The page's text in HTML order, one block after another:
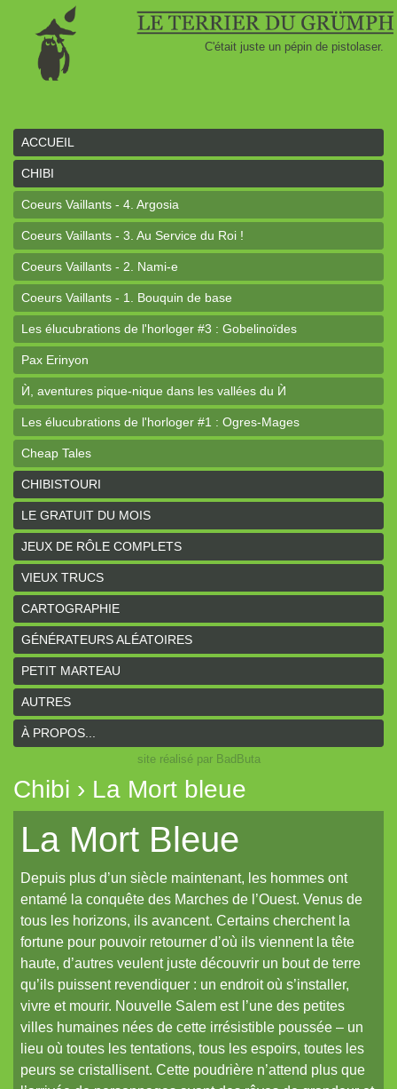
C'était juste un pépin de pistolaser.
ACCUEIL
CHIBI
Coeurs Vaillants - 4. Argosia
Coeurs Vaillants - 3. Au Service du Roi !
Coeurs Vaillants - 2. Nami-e
Coeurs Vaillants - 1. Bouquin de base
Les élucubrations de l'horloger #3 : Gobelinoïdes
Pax Erinyon
Ѝ, aventures pique-nique dans les vallées du Ѝ
Les élucubrations de l'horloger #1 : Ogres-Mages
Cheap Tales
Intrépides
Coeurs Vaillants - Aventures
Coeurs Vaillants - Ogres de gel
Coeurs Vaillants - Compagnon2
Les bas-reliefs des Ruines de Zeriphar
N.YX
Sous l'ombre du Mont Yimsha
Coeurs Vaillants - Compagnon
Coeurs Vaillants // Gallant and Bold
Hârn - le monde de Hârn
De Urbium Graphidibus
La Frontière
Les cahiers du Vastemonde
TechNoir
Pour une poignée de sapèques
Les Carnets zoographiques du Capitaine Lalande
Donjon sans façon
Aux seuils d'abysses très-anciens
Pti6 // Lil6
CHIBISTOURI
LE GRATUIT DU MOIS
JEUX DE RÔLE COMPLETS
VIEUX TRUCS
CARTOGRAPHIE
GÉNÉRATEURS ALÉATOIRES
PETIT MARTEAU
AUTRES
À PROPOS...
site réalisé par BadButa
Chibi › La Mort bleue
La Mort Bleue
Depuis plus d’un siècle maintenant, les hommes ont
entamé la conquête des Marches de l’Ouest. Venus de
tous les horizons, ils avancent. Certains cherchent la
fortune pour pouvoir retourner d’où ils viennent la tête
haute, d’autres veulent juste découvrir un bout de terre
qu’ils puissent revendiquer : un endroit où s’installer,
vivre et mourir. Nouvelle Salem est l’une des petites
villes humaines nées de cette irrésistible poussée – un
lieu où toutes les tentations, tous les espoirs, toutes les
peurs se cristallisent. Cette poudrière n’attend plus que